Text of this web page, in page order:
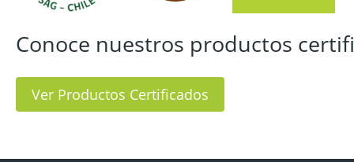
Conoce nuestros productos
Ver Productos Certificados